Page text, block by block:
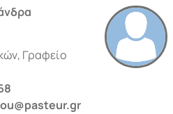
Γραφείο